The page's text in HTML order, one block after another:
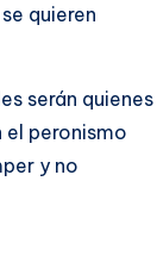
quieren
serán quienes
peronismo
y no